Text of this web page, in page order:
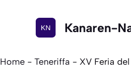
Kanaren-
Home - Teneriffa - XV Feria